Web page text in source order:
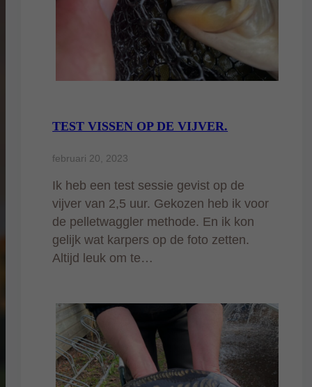
TEST VISSEN OP DE VIJVER.
februari 20, 2023
Ik heb een test sessie gevist op de
vijver van 2,5 uur. Gekozen heb ik voor
de pelletwaggler methode. En ik kon
gelijk wat karpers op de foto zetten.
Altijd leuk om te…